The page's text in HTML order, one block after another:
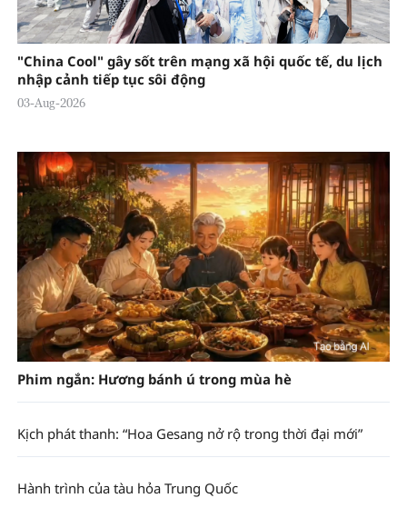
"China Cool" gây sốt trên mạng xã hội quốc tế, du lịch
nhập cảnh tiếp tục sôi động
03-Aug-2026
Phim ngắn: Hương bánh ú trong mùa hè
Kịch phát thanh: “Hoa Gesang nở rộ trong thời đại mới”
Hành trình của tàu hỏa Trung Quốc